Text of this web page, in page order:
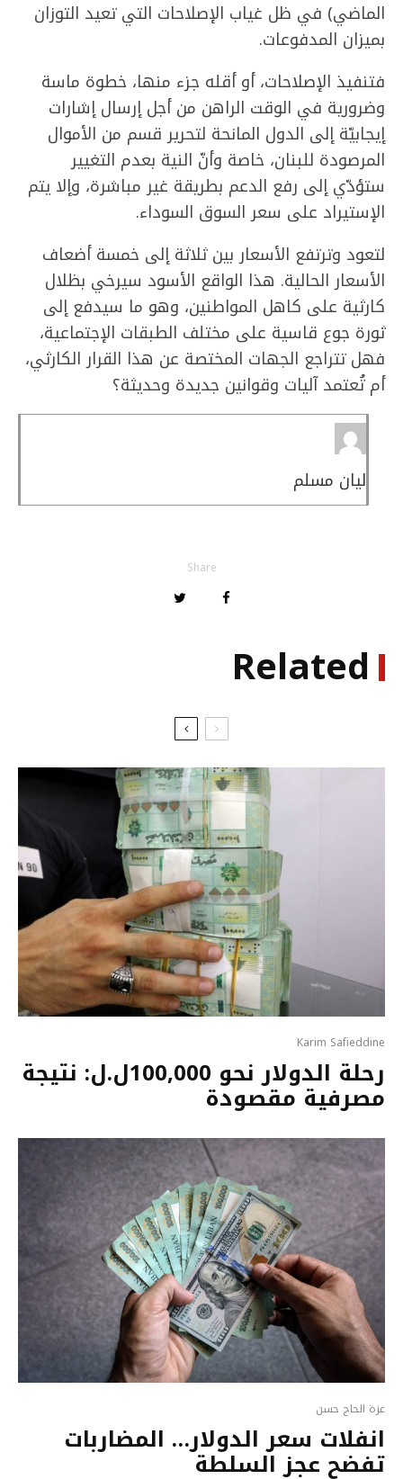
الماضي) في ظل غياب الإصلاحات التي تعيد التوزان
بميزان المدفوعات.
فتنفيذ الإصلاحات، أو أقله جزء منها، خطوة ماسة
وضرورية في الوقت الراهن من أجل إرسال إشارات
إيجابيّة إلى الدول المانحة لتحرير قسم من الأموال
المرصودة للبنان، خاصة وأنّ النية بعدم التغيير
ستؤدّي إلى رفع الدعم بطريقة غير مباشرة، وإلا يتم
الإستيراد على سعر السوق السوداء.
لتعود وترتفع الأسعار بين ثلاثة إلى خمسة أضعاف
الأسعار الحالية. هذا الواقع الأسود سيرخي بظلال
كارثية على كاهل المواطنين، وهو ما سيدفع إلى
ثورة جوع قاسية على مختلف الطبقات الإجتماعية،
فهل تتراجع الجهات المختصة عن هذا القرار الكارثي،
أم تُعتمد آليات وقوانين جديدة وحديثة؟
ليان مسلم
Share
Related
Karim Safieddine
رحلة الدولار نحو 100,000ل.ل: نتيجة
مصرفية مقصودة
عزة الحاج حسن
انفلات سعر الدولار… المضاربات
تفضح عجز السلطة